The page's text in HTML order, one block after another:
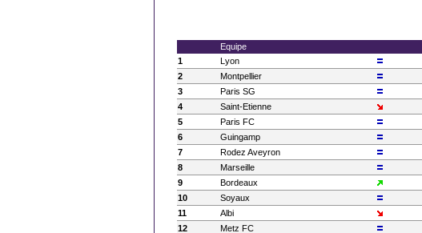
Equipe
1
Lyon
2
Montpellier
3
Paris SG
4
Saint-Etienne
5
Paris FC
6
Guingamp
7
Rodez Aveyron
8
Marseille
9
Bordeaux
10
Soyaux
11
Albi
12
Metz FC